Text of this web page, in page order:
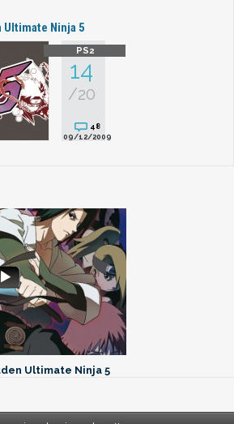
Ninja 5
14
/20
48
09/12/2009
Ultimate Ninja 5